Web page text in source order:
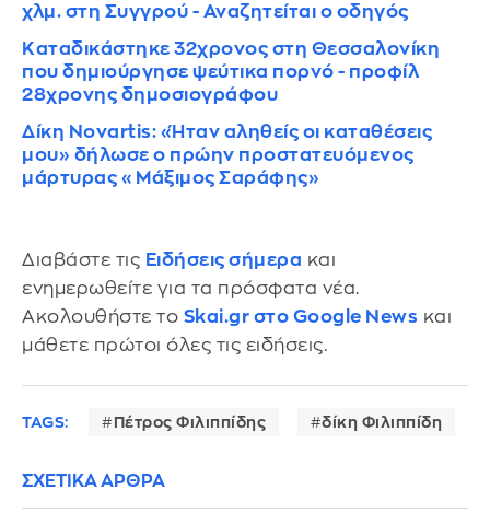
χλμ. στη Συγγρού - Αναζητείται ο οδηγός
Καταδικάστηκε 32χρονος στη Θεσσαλονίκη
που δημιούργησε ψεύτικα πορνό - προφίλ
28χρονης δημοσιογράφου
Δίκη Novartis: «Ήταν αληθείς οι καταθέσεις
μου» δήλωσε ο πρώην προστατευόμενος
μάρτυρας «Μάξιμος Σαράφης»
Διαβάστε τις Ειδήσεις σήμερα και
ενημερωθείτε για τα πρόσφατα νέα.
Ακολουθήστε το Skai.gr στο Google News και
μάθετε πρώτοι όλες τις ειδήσεις.
TAGS: Πέτρος Φιλιππίδης δίκη Φιλιππίδη
ΣΧΕΤΙΚΑ ΑΡΘΡΑ